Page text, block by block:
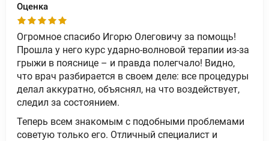
Оценка
Огромное спасибо Игорю Олеговичу за помощь!
Прошла у него курс ударно-волновой терапии из-за
грыжи в пояснице – и правда полегчало! Видно,
что врач разбирается в своем деле: все процедуры
делал аккуратно, объяснял, на что воздействует,
следил за состоянием.
Теперь всем знакомым с подобными проблемами
советую только его. Отличный специалист и